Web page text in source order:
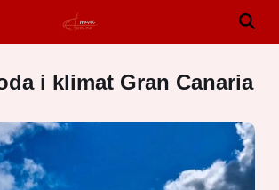
i klimat Gran Canaria